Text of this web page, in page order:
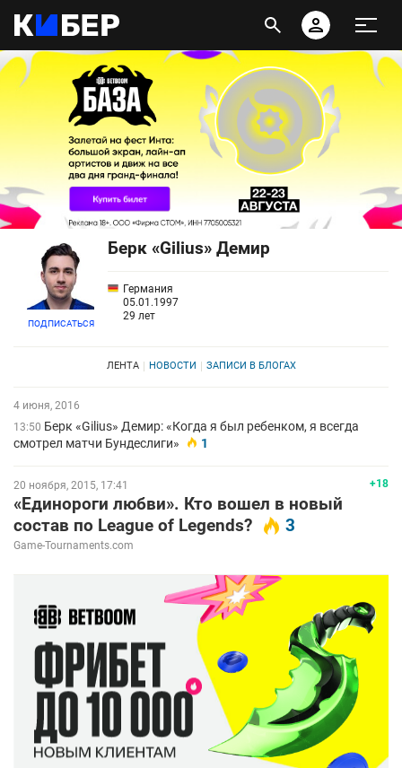
ПОДПИСАТЬСЯ
Берк «Gilius» Демир
Германия
05.01.1997
29 лет
ЛЕНТА НОВОСТИ ЗАПИСИ В БЛОГАХ
4 июня, 2016
13:50 Берк «Gilius» Демир: «Когда я был ребенком, я всегда
смотрел матчи Бундеслиги»
1
+18
20 ноября, 2015, 17:41
«Единороги любви». Кто вошел в новый
состав по League of Legends?
3
Game-Tournaments.com